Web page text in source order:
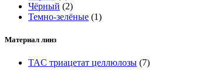
Чёрный (2)
Темно-зелёные (1)
Материал линз
TAC триацетат целлюлозы (7)